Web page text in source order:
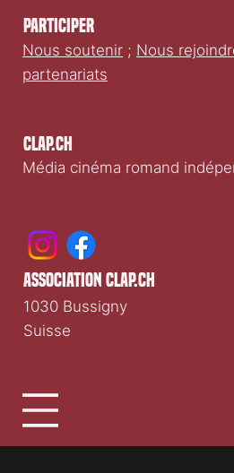
Clap.ch
Média cinéma romand
Participer
Nous soutenir ; Nous
partenariats
association clap.ch
1030 Bussigny
Suisse